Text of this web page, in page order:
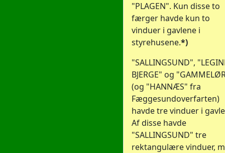
"PLAGEN". Kun disse to
færger havde kun to
vinduer i gavlene i
styrehusene.*)
"SALLINGSUND",
BJERGE" og
(og "HANNÆS" fra
Fæggesundoverfarten)
havde tre vinduer i
Af disse havde
"SALLINGSUND" tre
rektangulære vinduer,